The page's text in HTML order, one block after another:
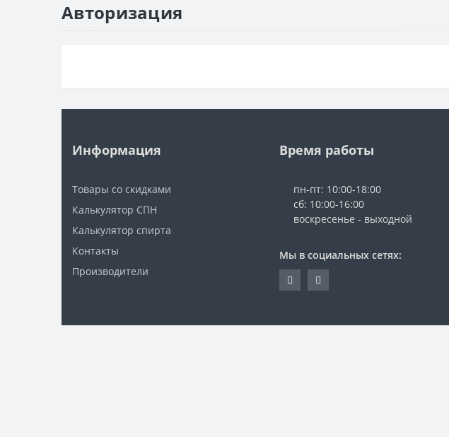
Авторизация
Информация
Товары со скидками
Калькулятор СПН
Калькулятор спирта
Контакты
Производители
Время работы
пн-пт: 10:00-18:00
сб: 10:00-16:00
воскресенье - выходной
Мы в социальных сетях: